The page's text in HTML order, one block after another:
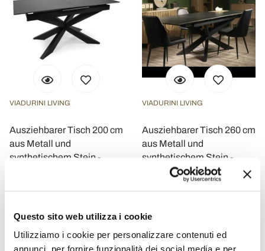
Questo sito web utilizza i cookie
Utilizziamo i cookie per personalizzare contenuti ed
annunci, per fornire funzionalità dei social media e per
VIADURINI LIVING
Ausziehbarer Tisch 200 cm
aus Metall und
synthetischem Stein -
VIADURINI LIVING
Ausziehbarer Tisch 260 cm
aus Metall und
synthetischem Stein -
Unterwasser